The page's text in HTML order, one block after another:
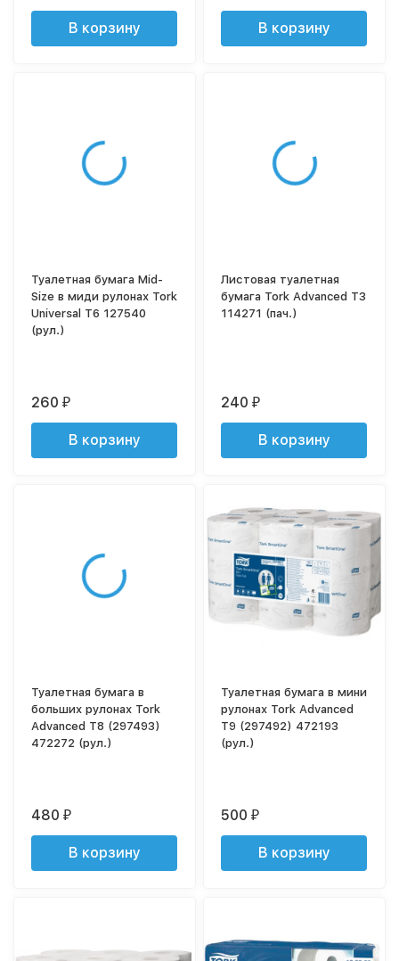
В корзину В корзину
Туалетная бумага Mid-
Size в миди рулонах Tork
Universal T6 127540
(рул.)
260₽
В корзину
Листовая туалетная
бумага Tork Advanced T3
114271 (пач.)
240₽
В корзину
Туалетная бумага в
больших рулонах Tork
Advanced T8 (297493)
472272 (рул.)
480₽
В корзину
Туалетная бумага в мини
рулонах Tork Advanced
T9 (297492) 472193
(рул.)
500₽
В корзину